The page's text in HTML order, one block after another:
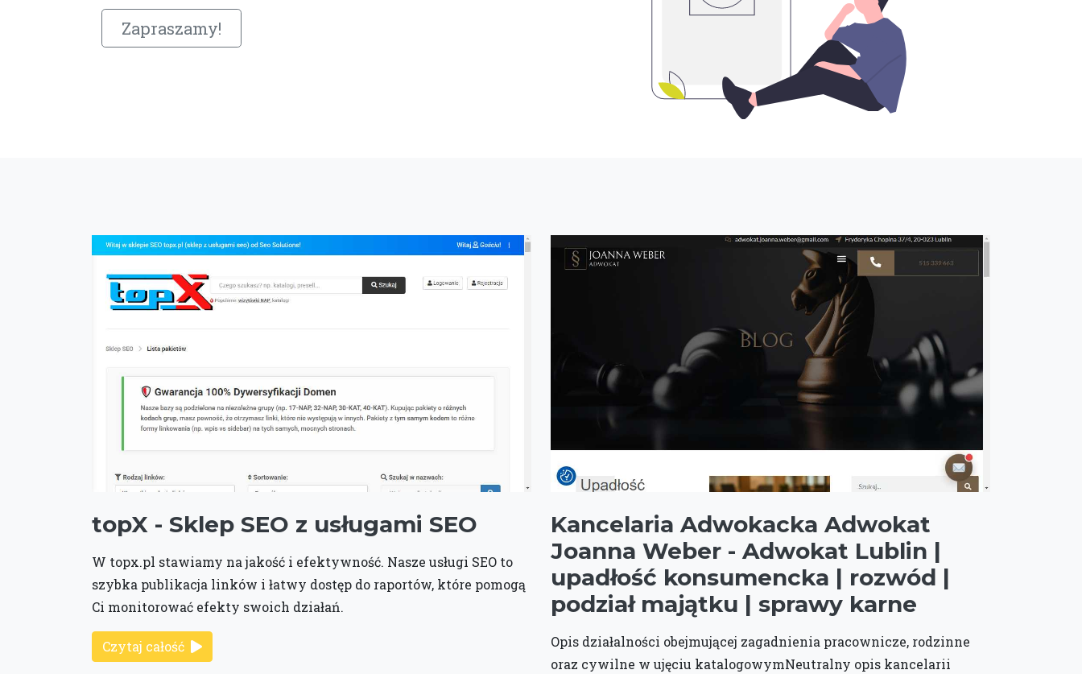
Zapraszamy!
topX - Sklep SEO z usługami SEO
W topx.pl stawiamy na jakość i efektywność. Nasze usługi SEO to
szybka publikacja linków i łatwy dostęp do raportów, które pomogą
Ci monitorować efekty swoich działań.
Czytaj całość
Kancelaria Adwokacka Adwokat
Joanna Weber - Adwokat Lublin |
upadłość konsumencka | rozwód |
podział majątku | sprawy karne
Opis działalności obejmującej zagadnienia pracownicze, rodzinne
oraz cywilne w ujęciu katalogowymNeutralny opis kancelarii